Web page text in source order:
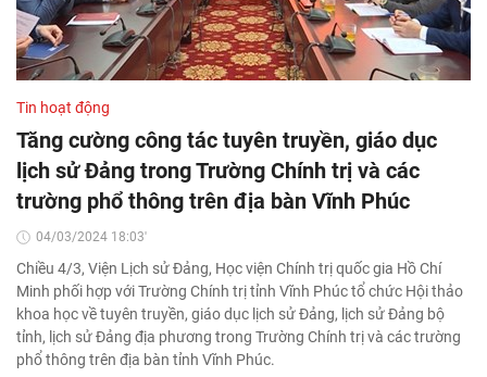
Tin hoạt động
Tăng cường công tác tuyên truyền, giáo dục
lịch sử Đảng trong Trường Chính trị và các
trường phổ thông trên địa bàn Vĩnh Phúc
04/03/2024 18:03'
Chiều 4/3, Viện Lịch sử Đảng, Học viện Chính trị quốc gia Hồ Chí
Minh phối hợp với Trường Chính trị tỉnh Vĩnh Phúc tổ chức Hội thảo
khoa học về tuyên truyền, giáo dục lịch sử Đảng, lịch sử Đảng bộ
tỉnh, lịch sử Đảng địa phương trong Trường Chính trị và các trường
phổ thông trên địa bàn tỉnh Vĩnh Phúc.